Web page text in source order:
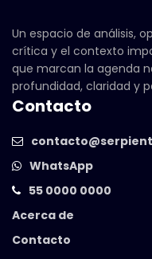
Un espacio de análisis,
crítica y el contexto
que marcan la agenda
profundidad, claridad y
Contacto
WhatsApp
55 0000 0000
Acerca de
Contacto